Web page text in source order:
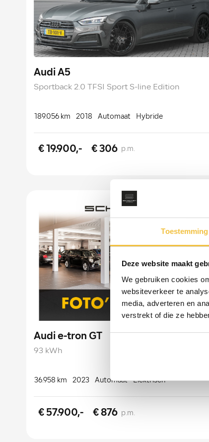
Toestemming
Deze website maakt
We gebruiken cookies
websiteverkeer te
media, adverteren en
verstrekt of die ze
Audi A5
Sportback 2.0 TFSI Sport S-line Edition
189.056 km 2018 Automaat Hybride
€ 19.900,- € 306 p.m.
Audi e-tron GT
93 kWh
36.958 km 2023 Automaat Elektrisch
€ 57.900,- € 876 p.m.